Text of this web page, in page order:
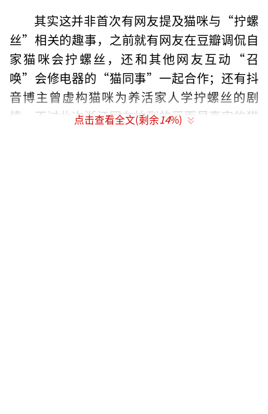
其实这并非首次有网友提及猫咪与“拧螺
丝”相关的趣事，之前就有网友在豆瓣调侃自
家猫咪会拧螺丝，还和其他网友互动“召
唤”会修电器的“猫同事”一起合作；还有抖
音博主曾虚构猫咪为养活家人学拧螺丝的剧
情，不过此次浙江网友拍到的画面是真实的猫
点击查看全文(剩余14%)